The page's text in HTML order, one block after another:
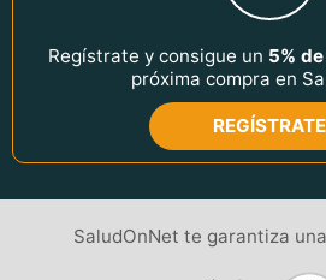
Regístrate y consigue un 5%
próxima compra en
REGÍSTRATE
SaludOnNet te garantiza